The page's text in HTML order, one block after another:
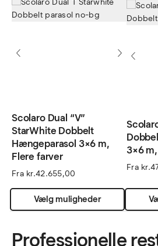
flere
kan
Scolaro Dual “V”
StarWhite Dobbelt
Hængeparasol 3×6 m,
Flere farver
Fra kr.42.655,00
Vælg muligheder
Dette
vare
3×6
Fra kr.
Professionelle